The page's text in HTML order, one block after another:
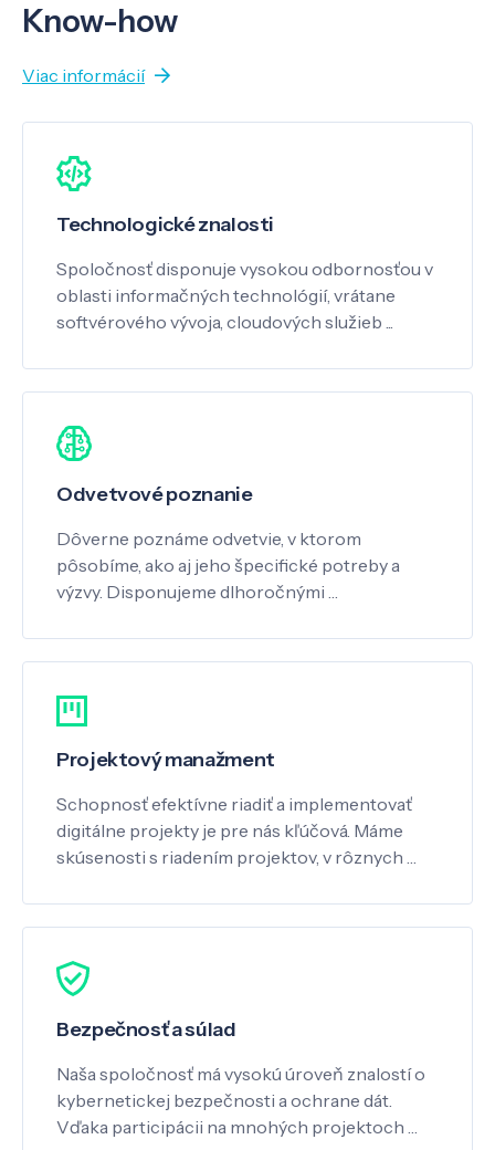
Know-how
Viac informácií
Technologické znalosti
Spoločnosť disponuje vysokou odbornosťou v
oblasti informačných technológií, vrátane
softvérového vývoja, cloudových služieb ...
Odvetvové poznanie
Dôverne poznáme odvetvie, v ktorom
pôsobíme, ako aj jeho špecifické potreby a
výzvy. Disponujeme dlhoročnými …
Projektový manažment
Schopnosť efektívne riadiť a implementovať
digitálne projekty je pre nás kľúčová. Máme
skúsenosti s riadením projektov, v rôznych …
Bezpečnosť a súlad
Naša spoločnosť má vysokú úroveň znalostí o
kybernetickej bezpečnosti a ochrane dát.
Vďaka participácii na mnohých projektoch …